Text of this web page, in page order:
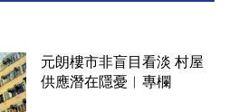
元朗樓市非盲目看淡 村屋
供應潛在隱憂︳專欄